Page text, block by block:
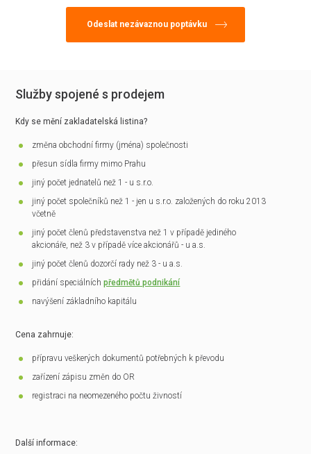
Služby spojené s prodejem
Kdy se mění zakladatelská listina?
změna obchodní firmy (jména) společnosti
přesun sídla firmy mimo Prahu
jiný počet jednatelů než 1 - u s.r.o.
jiný počet společníků než 1 - jen u s.r.o. založených do roku 2013
včetně
jiný počet členů představenstva než 1 v případě jediného
akcionáře, než 3 v případě více akcionářů - u a.s.
jiný počet členů dozorčí rady než 3 - u a.s.
přidání speciálníchpředmětů podnikání
navýšení základního kapitálu
Cena zahrnuje:
přípravu veškerých dokumentů potřebných k převodu
zařízení zápisu změn do OR
registraci na neomezeného počtu živností
Další informace: